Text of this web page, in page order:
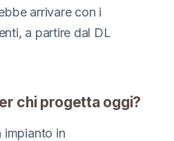
arrivare con i
a partire dal DL
chi progetta oggi?
impianto in